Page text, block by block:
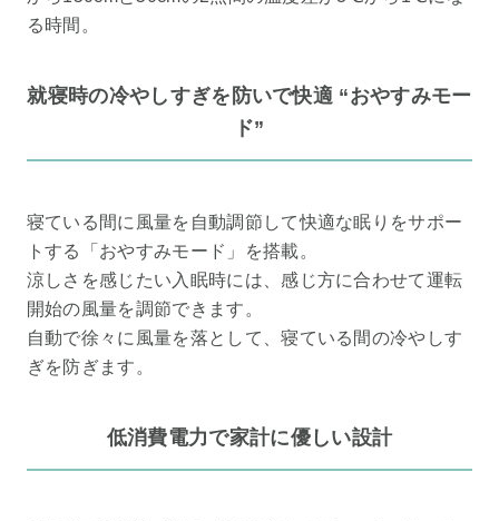
る時間。
就寝時の冷やしすぎを防いで快適 “おやすみモー
ド”
寝ている間に風量を自動調節して快適な眠りをサポー
トする「おやすみモード」を搭載。
涼しさを感じたい入眠時には、感じ方に合わせて運転
開始の風量を調節できます。
自動で徐々に風量を落として、寝ている間の冷やしす
ぎを防ぎます。
低消費電力で家計に優しい設計